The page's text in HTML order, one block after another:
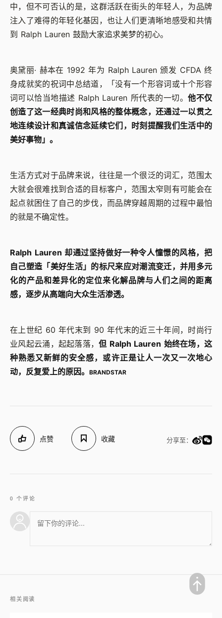
中，但不可否认的是，这群活跃在街头的年轻人，为品牌
注入了难得的年轻化基因，也让人们更清晰地感受和共情
到 Ralph Lauren 鼓励大家追求美梦的初心。
奥黛丽· 赫本在 1992 年为 Ralph Lauren 颁发 CFDA 终
身成就奖的祝词中总结道，「没有一个形容词或十个形容
词可以恰当地描述 Ralph Lauren 所代表的一切。他不仅
创造了这一经典时尚和风格的整体概念，还通过一以贯之
地连续设计和真诚信念延续它们，时刻提醒我们生活中的
美好事物」。
生活方式对于品牌来说，往往是一个很泛的词汇，范围太
大就会很难找到合适的目标客户，范围太窄则有可能会在
起点就困住了自己的步伐，而品牌穿越周期的过程中最怕
的就是不确定性。
Ralph Lauren 却通过坚持做好一种令人憧憬的风格，把
自己塑造「美好生活」的标尺来应对潮流变迁，并用多元
化的产品和差异化的定位来化解品牌与人们之间的距离
感，逐步从高端向大众生活渗透。
在上世纪 60 年代末到 90 年代末的近三十年间，时尚行
业风起云涌，起起落落，但 Ralph Lauren 始终在场，这
种熟悉又新鲜的安全感，或许正是让人一次又一次地心
动，反复爱上的原因。 BRANDSTAR
点赞 收藏 分享至：
0 个评论
相关阅读